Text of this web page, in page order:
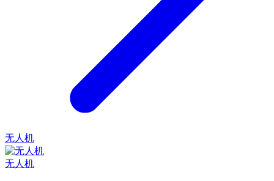
无人机
无人机